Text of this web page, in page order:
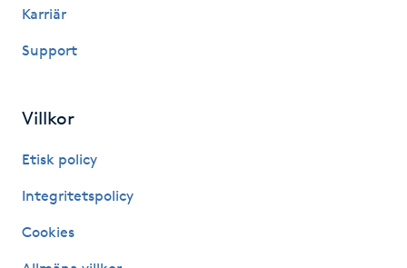
Hårvård
Hälsprickor
Idrottsmassage
Karriär
Support
Villkor
Etisk policy
Integritetspolicy
Cookies